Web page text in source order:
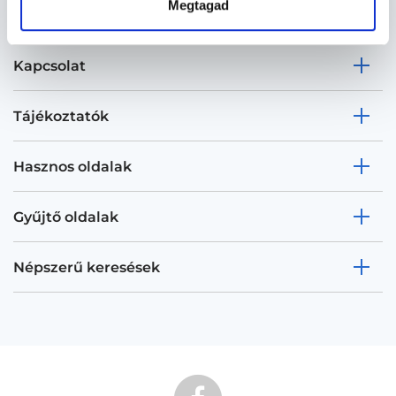
Megtagad
Kapcsolat
Tájékoztatók
Hasznos oldalak
Gyűjtő oldalak
Népszerű keresések